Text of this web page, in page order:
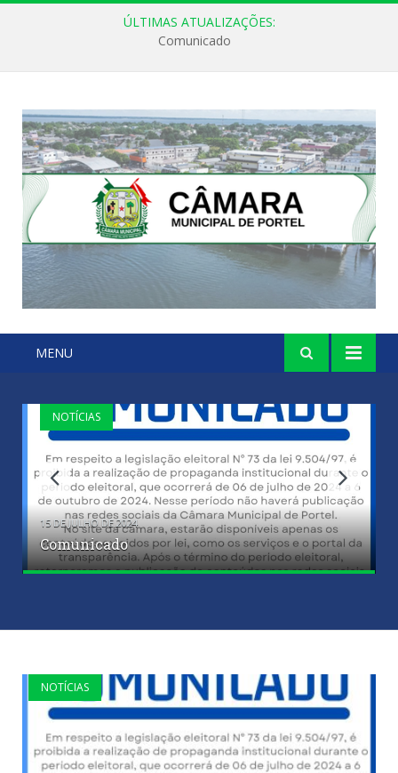
ÚLTIMAS ATUALIZAÇÕES:
Comunicado
MENU
NOTÍCIAS
15 DE JULHO DE 2024
Comunicado
NOTÍCIAS